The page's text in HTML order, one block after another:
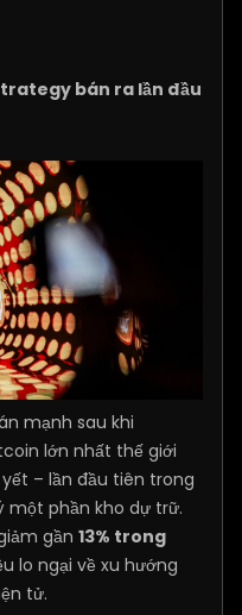
bán ra lần đầu
mạnh sau khi
lớn nhất thế giới
– lần đầu tiên trong
một phần kho dự trữ.
gần 13% trong
lo ngại về xu hướng
tử.